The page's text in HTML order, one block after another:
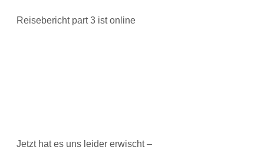
Reisebericht part 3 ist online
Jetzt hat es uns leider erwischt –